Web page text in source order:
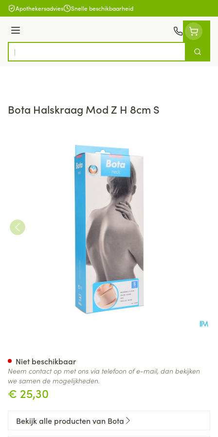
Ga naar de inhoud
Apothekersadvies Snelle beschikbaarheid
Menu
Product, merk, categorie...
Zoek
Bota Halskraag Mod Z H 8cm S
€ 25,30
Niet beschikbaar
Neem contact op met ons via telefoon of e-mail, dan bekijken
we samen de mogelijkheden.
Bekijk alle producten van Bota